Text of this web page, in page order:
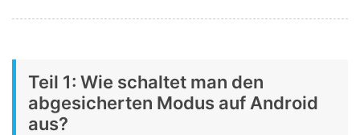
Teil 1: Wie schaltet man den
abgesicherten Modus auf Android
aus?